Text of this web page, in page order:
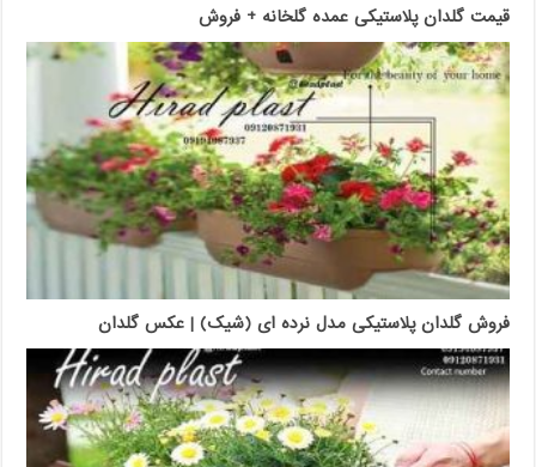
قیمت گلدان پلاستیکی عمده گلخانه + فروش
فروش گلدان پلاستیکی مدل نرده ای (شیک) | عکس گلدان